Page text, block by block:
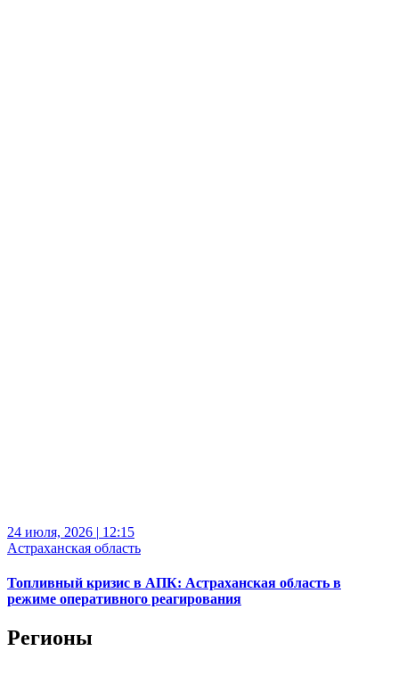
24 июля, 2026 | 12:15
Астраханская область
Топливный кризис в АПК: Астраханская область в
режиме оперативного реагирования
Регионы